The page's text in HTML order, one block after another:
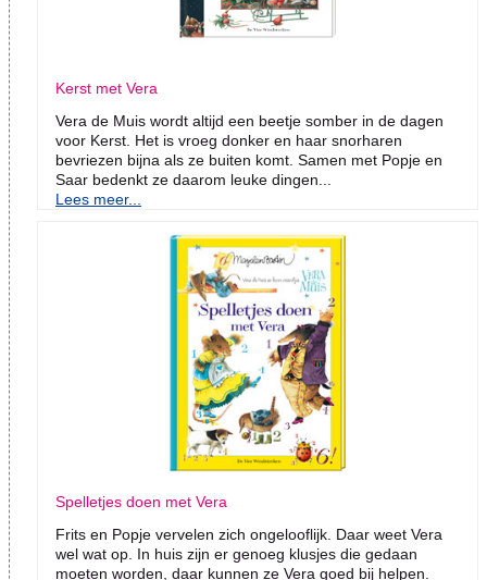
Kerst met Vera
Vera de Muis wordt altijd een beetje somber in de dagen
voor Kerst. Het is vroeg donker en haar snorharen
bevriezen bijna als ze buiten komt. Samen met Popje en
Saar bedenkt ze daarom leuke dingen...
Lees meer...
Spelletjes doen met Vera
Frits en Popje vervelen zich ongelooflijk. Daar weet Vera
wel wat op. In huis zijn er genoeg klusjes die gedaan
moeten worden, daar kunnen ze Vera goed bij helpen.